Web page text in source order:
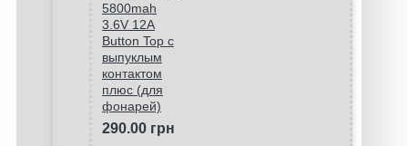
5800mah
3.6V 12A
Button Top с
выпуклым
контактом
плюс (для
фонарей)
290.00 грн